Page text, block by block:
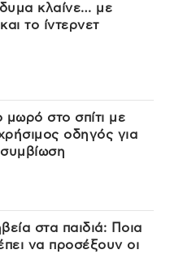
κλαίνε… με
το ίντερνετ
μωρό στο σπίτι με
οδηγός για
στα παιδιά: Ποια
να προσέξουν οι